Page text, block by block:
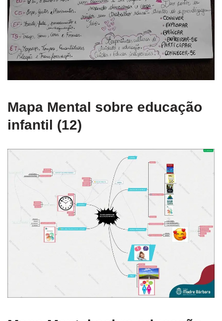
Mapa Mental sobre educação
infantil (12)